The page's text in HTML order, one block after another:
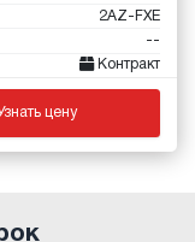
2AZ-FXE
--
Контракт
цену